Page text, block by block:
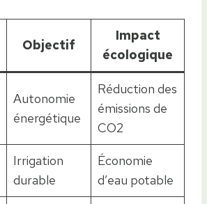
Objectif
Impact
écologique
Autonomie
énergétique
Réduction des
émissions de
CO2
Irrigation
durable
Économie
d’eau potable